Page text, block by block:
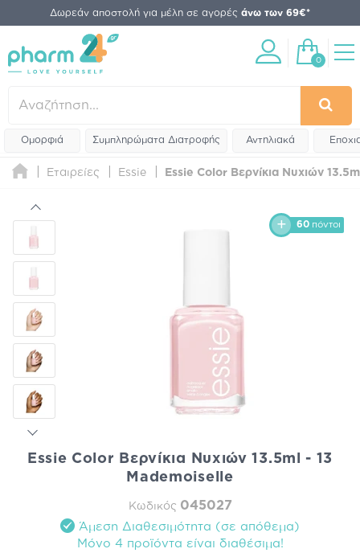
Δωρεάν αποστολή για μέλη σε αγορές άνω των 69€*
0
Ομορφιά Συμπληρώματα Διατροφής Αντηλιακά
Εταιρείες Essie Essie Color Βερνίκια Νυχιών
60 πόντοι
Essie Color Βερνίκια Νυχιών 13.5ml - 13
Mademoiselle
Κωδικός 045027
Άμεση Διαθεσιμότητα (σε απόθεμα)
Mόνο 4 προϊόντα είναι διαθέσιμα!